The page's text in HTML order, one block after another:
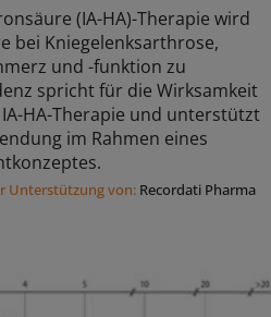
(IA-HA)-Therapie wird
bei Kniegelenksarthrose,
und -funktion zu
spricht für die Wirksamkeit
HA-Therapie und unterstützt
im Rahmen eines
Unterstützung von: Recordati Pharma